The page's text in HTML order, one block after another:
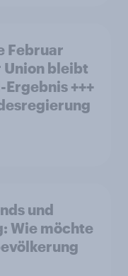
Februar
Union bleibt
+++
und
Wie möchte